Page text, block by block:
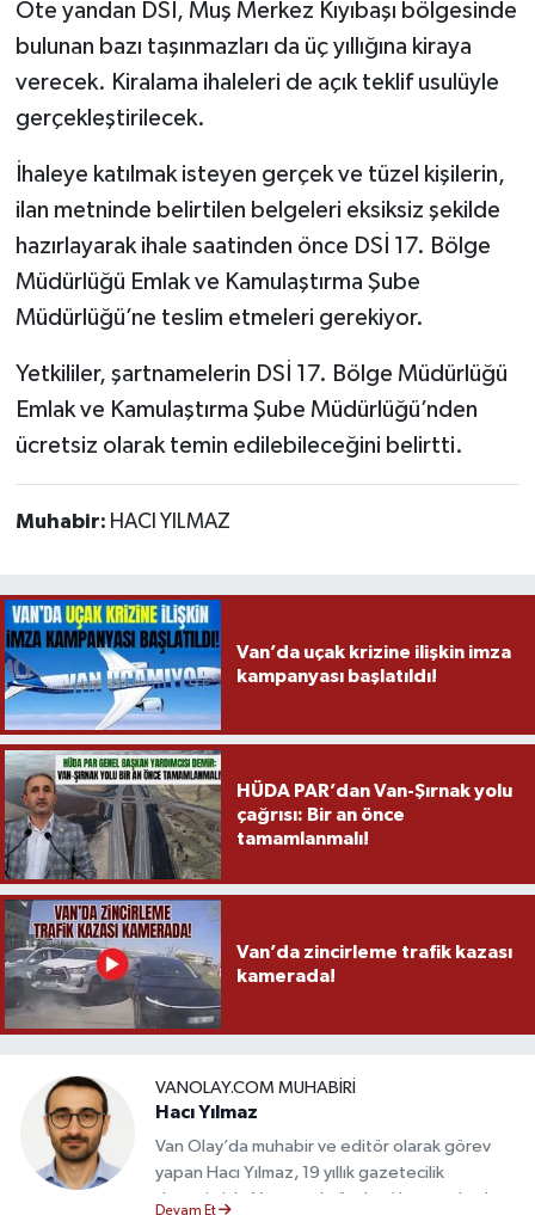
Öte yandan DSİ, Muş Merkez Kıyıbaşı bölgesinde
bulunan bazı taşınmazları da üç yıllığına kiraya
verecek. Kiralama ihaleleri de açık teklif usulüyle
gerçekleştirilecek.
İhaleye katılmak isteyen gerçek ve tüzel kişilerin,
ilan metninde belirtilen belgeleri eksiksiz şekilde
hazırlayarak ihale saatinden önce DSİ 17. Bölge
Müdürlüğü Emlak ve Kamulaştırma Şube
Müdürlüğü’ne teslim etmeleri gerekiyor.
Yetkililer, şartnamelerin DSİ 17. Bölge Müdürlüğü
Emlak ve Kamulaştırma Şube Müdürlüğü’nden
ücretsiz olarak temin edilebileceğini belirtti.
Muhabir: HACI YILMAZ
Van’da uçak krizine ilişkin imza
kampanyası başlatıldı!
HÜDA PAR’dan Van-Şırnak yolu
çağrısı: Bir an önce
tamamlanmalı!
Van’da zincirleme trafik kazası
kamerada!
VANOLAY.COM MUHABIRI
Hacı Yılmaz
Van Olay’da muhabir ve editör olarak görev
yapan Hacı Yılmaz, 19 yıllık gazetecilik
deneyimiyle Van yerel gündemi başta olmak
Devam Et